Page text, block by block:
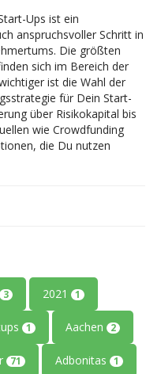
Ups ist ein
anspruchsvoller Schritt in
Die größten
sich im Bereich der
ist die Wahl der
für Dein Start-
über Risikokapital bis
wie Crowdfunding
die Du nutzen
3 2021 1
1 Aachen 2
71 Adbonitas 1